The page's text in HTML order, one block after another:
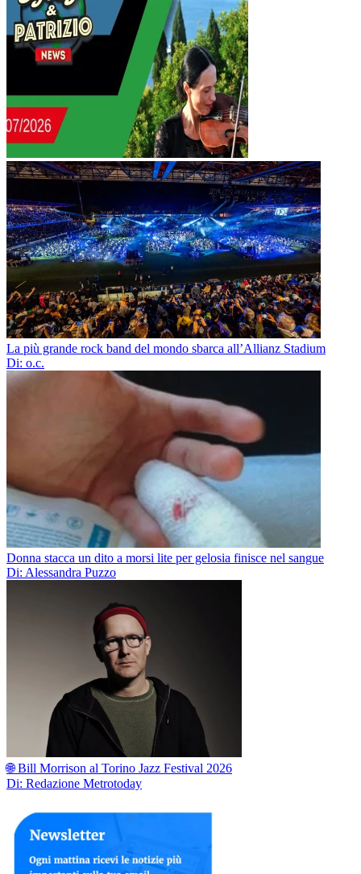
La più grande rock band del mondo sbarca all’Allianz Stadium
Di: o.c.
Donna stacca un dito a morsi lite per gelosia finisce nel sangue
Di: Alessandra Puzzo
🌐 Bill Morrison al Torino Jazz Festival 2026
Di: Redazione Metrotoday